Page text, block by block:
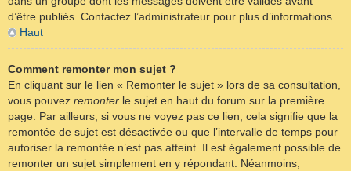
d’être publiés. Contactez l’administrateur pour plus d’informations.
Haut
Comment remonter mon sujet ?
En cliquant sur le lien « Remonter le sujet » lors de sa consultation,
vous pouvez remonter le sujet en haut du forum sur la première
page. Par ailleurs, si vous ne voyez pas ce lien, cela signifie que la
remontée de sujet est désactivée ou que l’intervalle de temps pour
autoriser la remontée n’est pas atteint. Il est également possible de
remonter un sujet simplement en y répondant. Néanmoins,